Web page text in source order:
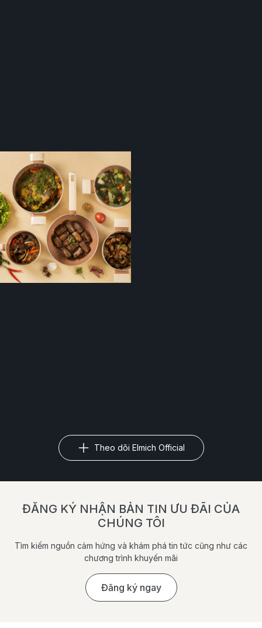
Theo dõi Elmich Official
ĐĂNG KÝ NHẬN BẢN TIN ƯU ĐÃI CỦA
CHÚNG TÔI
Tìm kiếm nguồn cảm hứng và khám phá tin tức cũng như các
chương trình khuyến mãi
Đăng ký ngay